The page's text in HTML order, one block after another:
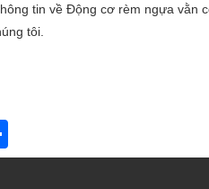
tin về Động cơ rèm ngựa vằn
tôi.
Share